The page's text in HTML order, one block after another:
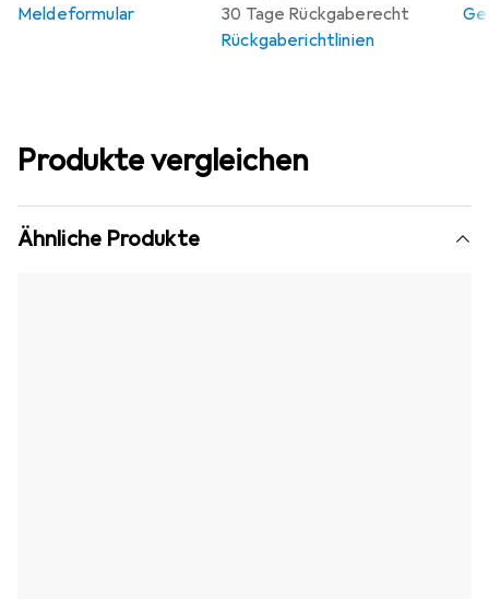
30 Tage Rückgaberecht
Rückgaberichtlinien
Meldeformular
Produkte vergleichen
Ähnliche Produkte